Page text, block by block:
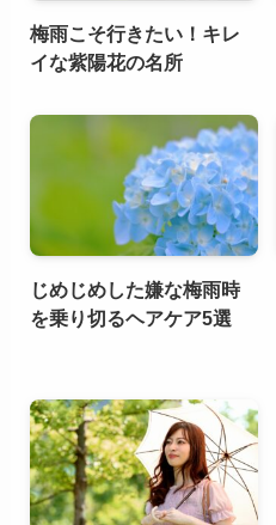
梅雨こそ行きたい！キレ
イな紫陽花の名所
じめじめした嫌な梅雨時
を乗り切るヘアケア5選